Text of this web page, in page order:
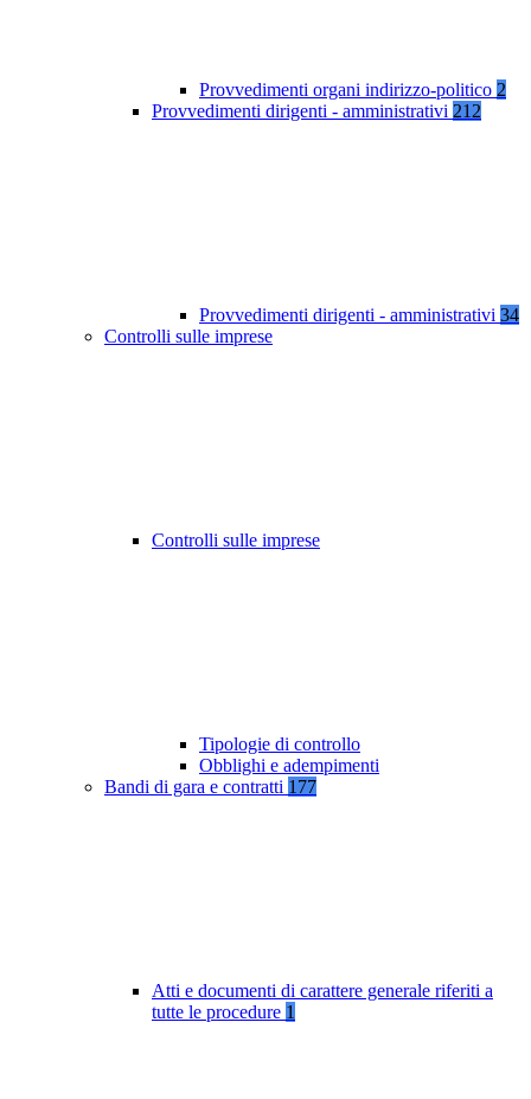
Provvedimenti organi indirizzo-politico 2
Provvedimenti dirigenti - amministrativi 212
Provvedimenti dirigenti - amministrativi 34
Controlli sulle imprese
Controlli sulle imprese
Tipologie di controllo
Obblighi e adempimenti
Bandi di gara e contratti 177
Atti e documenti di carattere generale riferiti a
tutte le procedure 1